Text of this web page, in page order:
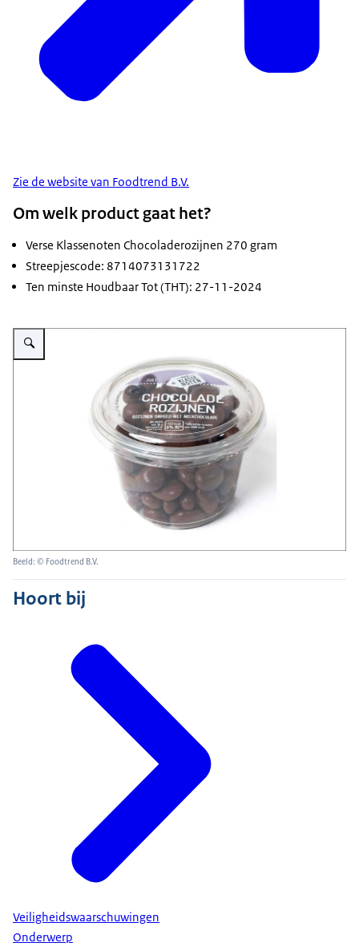
Zie de website van Foodtrend B.V.
Om welk product gaat het?
Verse Klassenoten Chocoladerozijnen 270 gram
Streepjescode: 8714073131722
Ten minste Houdbaar Tot (THT): 27-11-2024
Vergroot afbeelding Rozijnen omhuld met melkchocolade
Beeld: © Foodtrend B.V.
Hoort bij
Veiligheidswaarschuwingen
Onderwerp